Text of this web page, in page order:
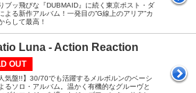
ブッ飛びな『DUBMAID』に続く東京ポスト・ダ
よる新作アルバム！一発目の”G線上のアリア”カ
らして最高！
Luna - Action Reaction
OUT
人気盤!!】30/70でも活躍するメルボルンのベーシ
るソロ・アルバム。温かく有機的なグルーヴと